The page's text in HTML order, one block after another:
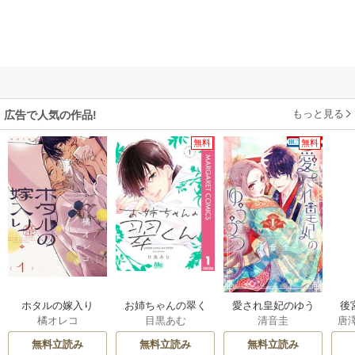
広告で人気の作品! もっと見る
ホタルの嫁入り
橘オレコ
無料立読み
無料
お姉ちゃんの翠く
ん
目黒あむ
無料立読み
無料
愛され皇妃のゆう
うつ
清音圭
無料立読み
後
は
唐